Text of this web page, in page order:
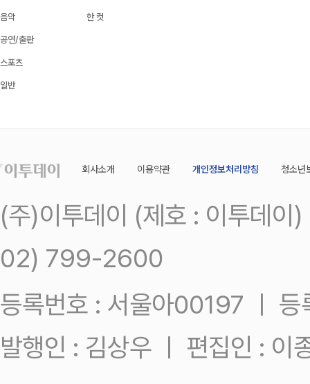
음악
공연/출판
스포츠
일반
한 컷
회사소개 이용약관 개인정보처리방침 청소년
(주)이투데이 (제호 : 이투데
02) 799-2600
등록번호 : 서울아00197 ㅣ
발행인 : 김상우 ㅣ 편집인 : 이